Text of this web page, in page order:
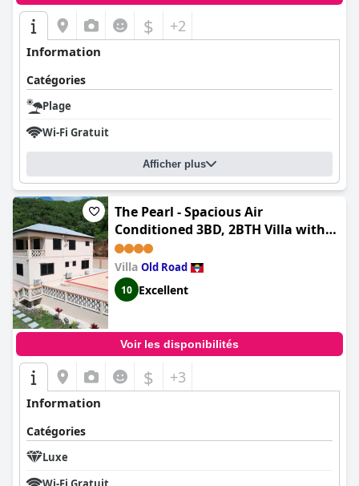
$ +2
Information
Catégories
Plage
Wi-Fi Gratuit
Afficher plus
The Pearl - Spacious Air
Conditioned 3BD, 2BTH Villa with
Gorgeous Views
Villa Old Road
10 Excellent
Voir les disponibilités
$ +3
Information
Catégories
Luxe